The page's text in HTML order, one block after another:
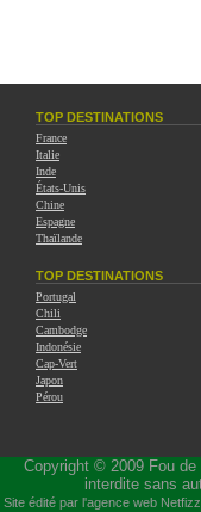
TOP DESTINATIONS
France
Italie
Inde
États-Unis
Chine
Espagne
Thaïlande
TOP DESTINATIONS
Portugal
Chili
Cambodge
Indonésie
Cap-Vert
Japon
Pérou
Copyright © 2009 Fou
interdite sans
Site édité par l'agence web Netfizz